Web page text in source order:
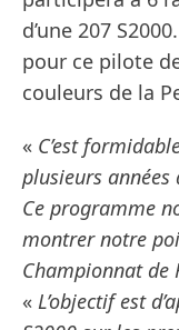
d’une 207
pour ce pilote
couleurs de la
« C’est
plusieurs années
Ce programme
montrer notre
Championnat de
« L’objectif est